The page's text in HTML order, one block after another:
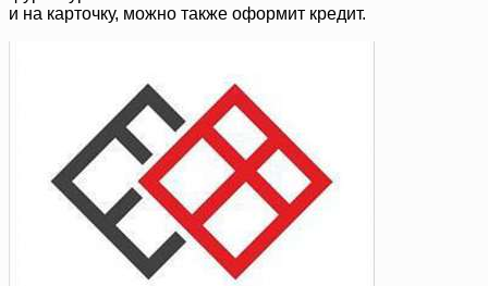
и на карточку, можно также оформит кредит.